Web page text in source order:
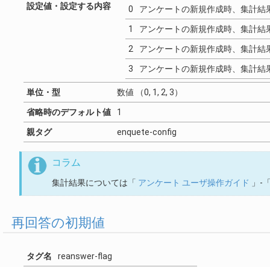
設定値・設定する内容 0 アンケートの新規作成時、集計
1 アンケートの新規作成時、集計
2 アンケートの新規作成時、集計
3 アンケートの新規作成時、集計
単位・型 数値 （0, 1, 2, 3）
省略時のデフォルト値 1
親タグ enquete-config
コラム
集計結果については「 アンケート ユーザ操作ガイド 」-
再回答の初期値
タグ名 reanswer-flag